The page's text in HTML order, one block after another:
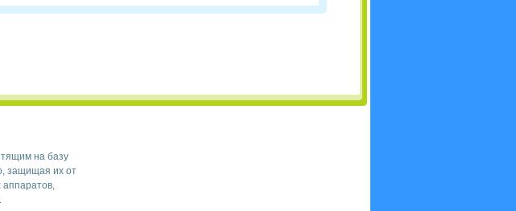
на базу
защищая их от
аппаратов,